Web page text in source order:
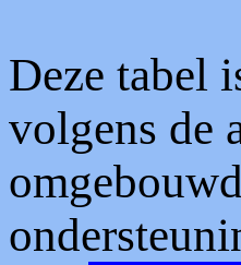
Deze tabel
volgens de